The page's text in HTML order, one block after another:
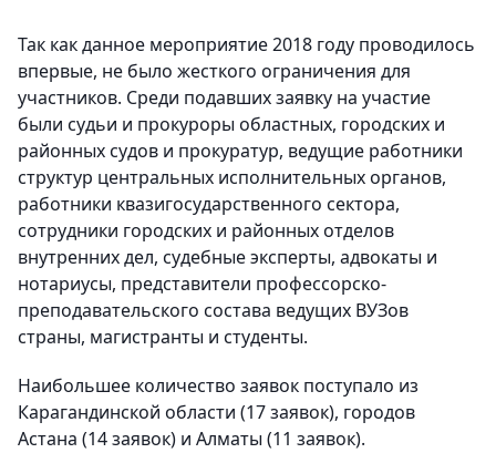
Так как данное мероприятие 2018 году проводилось
впервые, не было жесткого ограничения для
участников. Среди подавших заявку на участие
были судьи и прокуроры областных, городских и
районных судов и прокуратур, ведущие работники
структур центральных исполнительных органов,
работники квазигосударственного сектора,
сотрудники городских и районных отделов
внутренних дел, судебные эксперты, адвокаты и
нотариусы, представители профессорско-
преподавательского состава ведущих ВУЗов
страны, магистранты и студенты.
Наибольшее количество заявок поступало из
Карагандинской области (17 заявок), городов
Астана (14 заявок) и Алматы (11 заявок).